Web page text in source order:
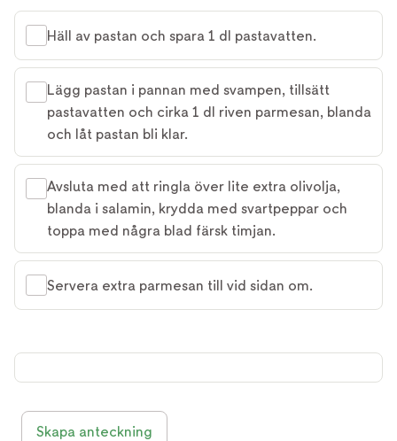
Häll av pastan och spara 1 dl pastavatten.
Lägg pastan i pannan med svampen, tillsätt
pastavatten och cirka 1 dl riven parmesan, blanda
och låt pastan bli klar.
Avsluta med att ringla över lite extra olivolja,
blanda i salamin, krydda med svartpeppar och
toppa med några blad färsk timjan.
Servera extra parmesan till vid sidan om.
Skapa anteckning